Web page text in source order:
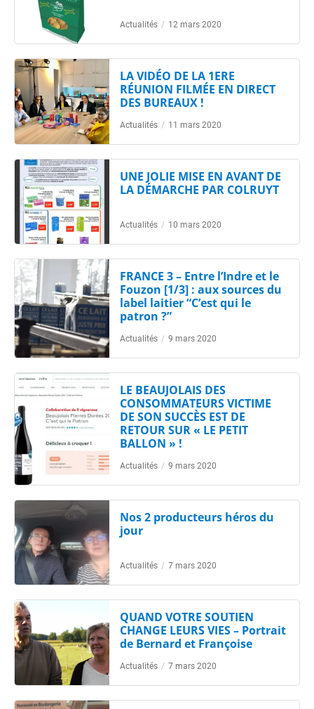
Actualités / 12 mars 2020
LA VIDÉO DE LA 1ERE
RÉUNION FILMÉE EN DIRECT
DES BUREAUX !
Actualités / 11 mars 2020
UNE JOLIE MISE EN AVANT DE
LA DÉMARCHE PAR COLRUYT
Actualités / 10 mars 2020
FRANCE 3 – Entre l’Indre et le
Fouzon [1/3] : aux sources du
label laitier “C’est qui le
patron ?”
Actualités / 9 mars 2020
LE BEAUJOLAIS DES
CONSOMMATEURS VICTIME
DE SON SUCCÈS EST DE
RETOUR SUR « LE PETIT
BALLON » !
Actualités / 9 mars 2020
Nos 2 producteurs héros du
jour
Actualités / 7 mars 2020
QUAND VOTRE SOUTIEN
CHANGE LEURS VIES – Portrait
de Bernard et Françoise
Actualités / 7 mars 2020